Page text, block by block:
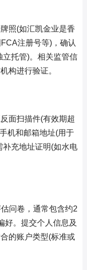
照(如汇凯金业是香
注册号等)，确认
托管)。相关监管信
构进行验证。
面扫描件(有效期超
机和邮箱地址(用于
充地址证明(如水电
问卷，通常包含约2
好。提交个人信息及
的账户类型(标准或